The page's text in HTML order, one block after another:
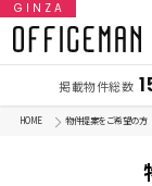
GINZA
掲載物件総数
HOME 物件提案をご希望の方